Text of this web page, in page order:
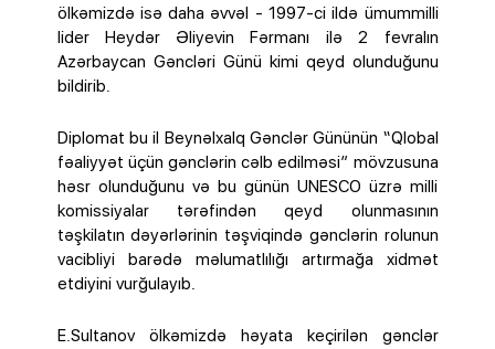
ölkəmizdə isə daha əvvəl - 1997-ci ildə ümummilli
lider Heydər Əliyevin Fərmanı ilə 2 fevralın
Azərbaycan Gəncləri Günü kimi qeyd olunduğunu
bildirib.
Diplomat bu il Beynəlxalq Gənclər Gününün “Qlobal
fəaliyyət üçün gənclərin cəlb edilməsi” mövzusuna
həsr olunduğunu və bu günün UNESCO üzrə milli
komissiyalar tərəfindən qeyd olunmasının
təşkilatın dəyərlərinin təşviqində gənclərin rolunun
vacibliyi barədə məlumatlılığı artırmağa xidmət
etdiyini vurğulayıb.
E.Sultanov ölkəmizdə həyata keçirilən gənclər